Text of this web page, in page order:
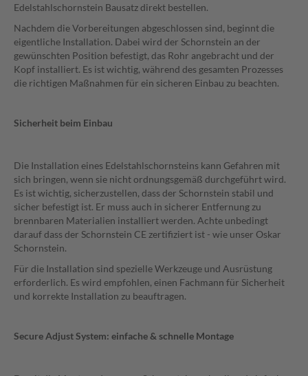
Edelstahlschornstein Bausatz direkt bestellen.
Nachdem die Vorbereitungen abgeschlossen sind, beginnt die
eigentliche Installation. Dabei wird der Schornstein an der
gewünschten Position befestigt, das Rohr angebracht und der
Kopf installiert. Es ist wichtig, während des gesamten Prozesses
die richtigen Maßnahmen für ein sicheren Einbau zu beachten.
Sicherheit beim Einbau
Die Installation eines Edelstahlschornsteins kann Gefahren mit
sich bringen, wenn sie nicht ordnungsgemäß durchgeführt wird.
Es ist wichtig, sicherzustellen, dass der Schornstein stabil und
sicher befestigt ist. Er muss auch in sicherer Entfernung zu
brennbaren Materialien installiert werden. Achte unbedingt
darauf dass der Schornstein CE zertifiziert ist - wie unser Oskar
Schornstein.
Für die Installation sind spezielle Werkzeuge und Ausrüstung
erforderlich. Es wird empfohlen, einen Fachmann für Sicherheit
und korrekte Installation zu beauftragen.
Secure Adjust System: einfache & schnelle Montage